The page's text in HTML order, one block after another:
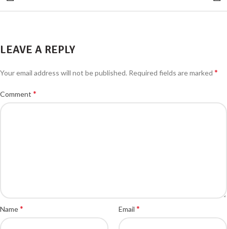
LEAVE A REPLY
Your email address will not be published. Required fields are marked *
Comment *
Name* Email *